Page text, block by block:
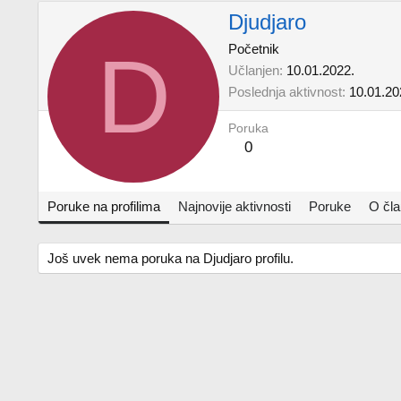
D
Djudjaro
Početnik
Učlanjen 10.01.2022.
Poslednja aktivnost
Poruka
0
Poruke na profilima Najnovije aktivnosti Poruke O
Još uvek nema poruka na Djudjaro profilu.